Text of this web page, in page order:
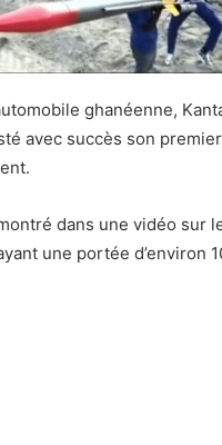
ghanéenne,
avec succès son
dans une vidéo sur
une portée d’environ